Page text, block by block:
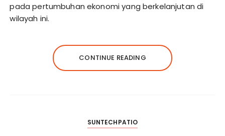
pada pertumbuhan ekonomi yang berkelanjutan di
wilayah ini.
CONTINUE READING
SUNTECHPATIO